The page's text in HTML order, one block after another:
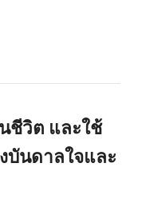
ชีวิต และใช้
บันดาลใจและ